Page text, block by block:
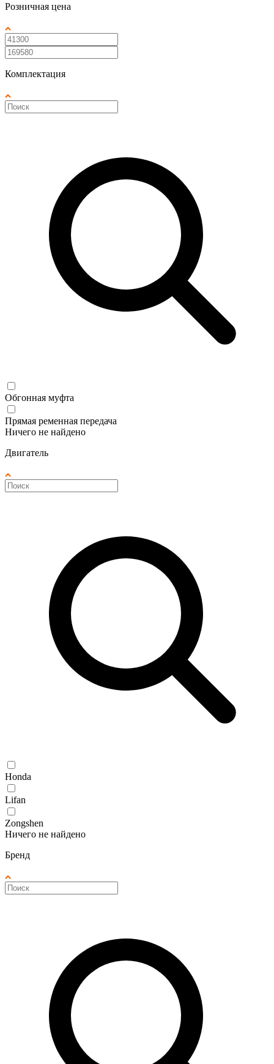
Розничная цена
Комплектация
Обгонная муфта
Прямая ременная передача
Ничего не найдено
Двигатель
Honda
Lifan
Zongshen
Ничего не найдено
Бренд